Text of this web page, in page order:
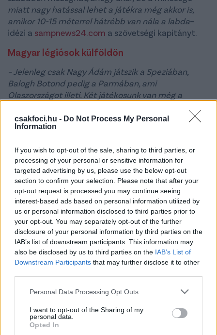
csakfoci.hu - Do Not Process My Personal
Information
If you wish to opt-out of the sale, sharing to third parties, or
processing of your personal or sensitive information for
targeted advertising by us, please use the below opt-out
section to confirm your selection. Please note that after your
opt-out request is processed you may continue seeing
interest-based ads based on personal information utilized by
us or personal information disclosed to third parties prior to
your opt-out. You may separately opt-out of the further
disclosure of your personal information by third parties on the
IAB’s list of downstream participants. This information may
also be disclosed by us to third parties on the IAB’s List of
Downstream Participants that may further disclose it to other
Please note that this website/app uses one or more Google
not limited to your visit or usage behaviour. You may click to
grant or deny consent to Google and its third-party tags to
use your data for below specified purposes in below Google
Personal Data Processing Opt Outs
I want to opt-out of the Sharing of my
personal data.
Opted In
miatt nagy hatással lehet a játékra még akkor is,
amikor 10-15 méterrel hátrébb van nála a labda–
idézi a sampnews24.com a szövetségi kapitányt.
Magyar légiósok külföldön
– Jelenleg csak Nagy Ádám játszik a Speziában,
Balogh Botond pedig a Parmában, ami
Olaszországot illeti. Két játékosunk van még a
Ligue 1-ben. Olaszországban ugyanazért a
minőségért inkább szerbeket, horvátokat vagy
kerülnek, mert karakteresebbnek tartják őket: lehet,
hogy ez korábban így volt, de most a mieinken is
látszik, hogy nem akarják feladni, és mindenkivel
felveszik a versenyt. Amióta itt vagyok, nekem sem
volt még ajánlatom Olaszországból, de a
Bundesligából és a Pemier Ligából igen.
Az Európa-bajnokságról
– A továbbjutás az álmunk. Németország ismét ott
van a csoportunkban, de most Franciaország és
Fergusonra, valamint a tapasztalt és versenyképes
Svájc. 2020 óta folyamatosan fejlődünk, sokszor
vagyunk esélytelenek, de senki nem gondolhatja
azt, hogy "oké, Magyarország ellen biztosan nyerünk".